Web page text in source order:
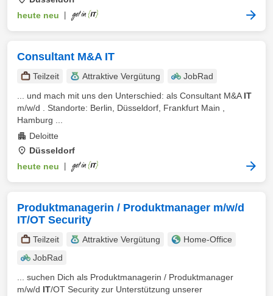
heute neu
Consultant M&A IT
Teilzeit Attraktive Vergütung
JobRad
... und mach mit uns den Unterschied: als Consultant M&A IT
m/w/d . Standorte: Berlin, Düsseldorf, Frankfurt Main ,
Hamburg ...
Deloitte
Düsseldorf
heute neu
Produktmanagerin / Produktmanager m/w/d
IT/OT Security
Teilzeit Attraktive Vergütung
Home-Office
JobRad
... suchen Dich als Produktmanagerin / Produktmanager
m/w/d IT/OT Security zur Unterstützung unserer